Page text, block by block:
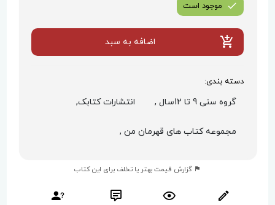
موجود است
اضافه به سبد
دسته بندی:
گروه سنی 9 تا 12سال , انتشارات کتابک,
مجموعه کتاب های قهرمان من ,
گزارش قیمت بهتر یا تخلف برای این کتاب